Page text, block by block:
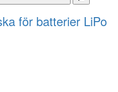
för batterier LiPo